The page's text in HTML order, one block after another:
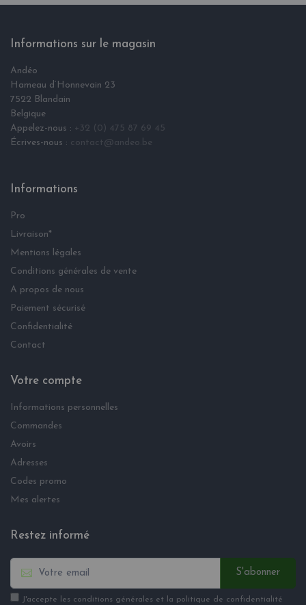
Informations sur le magasin
Andéo
Hameau d‘Honnevain 23
7522 Blandain
Belgique
Appelez-nous : +32 (0) 475 87 69 45
Écrives-nous : contact@andeo.be
Informations
Pro
Livraison*
Mentions légales
Conditions générales de vente
A propos de nous
Paiement sécurisé
Confidentialité
Contact
Votre compte
Informations personnelles
Commandes
Avoirs
Adresses
Codes promo
Mes alertes
Restez informé
S'abonner
J'accepte les conditions générales et la politique de confidentialité